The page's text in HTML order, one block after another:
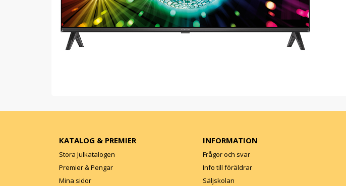
KATALOG & PREMIER
Stora Julkatalogen
Premier & Pengar
Mina sidor
INFORMATION
Frågor och svar
Info till föräldrar
Säljskolan